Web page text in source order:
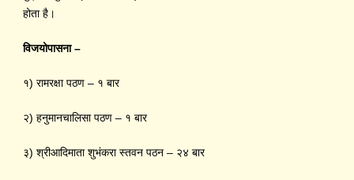
होताहै।
विजयोपासना –
१) रामरक्षा पठण – १ बार
२) हनुमानचालिसा पठण – १ बार
३) श्रीआदिमाता शुभंकरा स्तवन पठन – २४ बार